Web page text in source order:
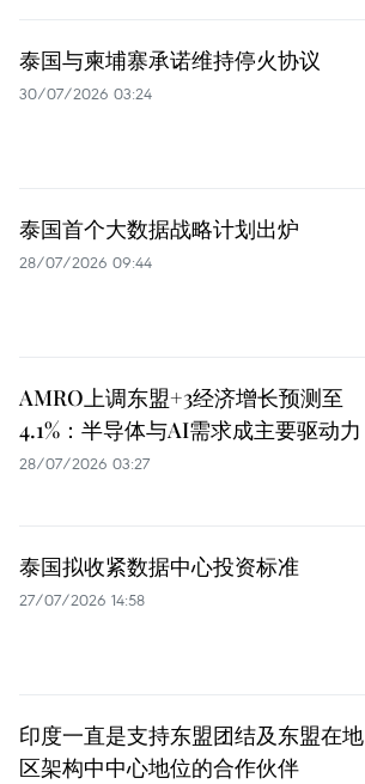
泰国与柬埔寨承诺维持停火协议
30/07/2026 03:24
泰国首个大数据战略计划出炉
28/07/2026 09:44
AMRO上调东盟+3经济增长预测至
4.1%：半导体与AI需求成主要驱动力
28/07/2026 03:27
泰国拟收紧数据中心投资标准
27/07/2026 14:58
印度一直是支持东盟团结及东盟在地
区架构中中心地位的合作伙伴